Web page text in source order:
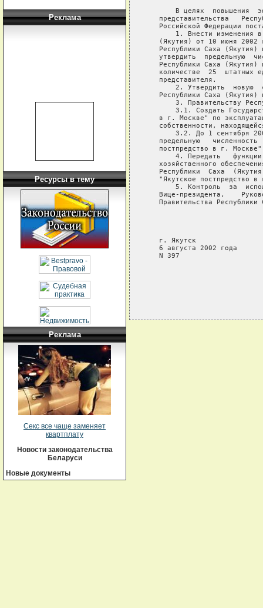
Реклама
Ресурсы в тему
Реклама
Секс все чаще заменяет
квартплату
Новости законодательства
Беларуси
Новые документы
В целях  повышения
представительства
Российской Федерации
1. Внести изменения
(Якутия) от 10 июня 2002
Республики Саха (Якутия)
утвердить  предельную
Республики Саха (Якутия)
количестве  25  штатных
   представителя.
2. Утвердить  новую
Республики Саха (Якутия)
3. Правительству
3.1. Создать
в г. Москве" по
собственности,
3.2. До 1 сентября
предельную   численность
постпредство в г.
4. Передать
хозяйственного
Республики  Саха
"Якутское постпредство в
5. Контроль  за
Вице-президента,
Правительства Республики
   г. Якутск
   6 августа 2002 года
   N 397